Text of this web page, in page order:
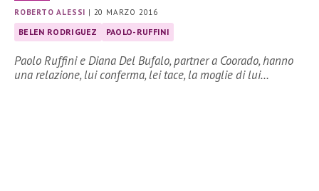
ROBERTO ALESSI | 20 MARZO 2016
BELEN RODRIGUEZ PAOLO-RUFFINI
Paolo Ruffini e Diana Del Bufalo, partner a Coorado, hanno
una relazione, lui conferma, lei tace, la moglie di lui…